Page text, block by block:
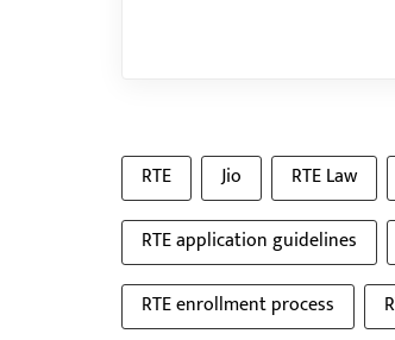
RTE Jio RTE Law
RTE application guidelines
RTE enrollment process